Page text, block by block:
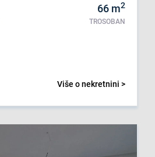
66 m2
TROSOBAN
Više o nekretnini >